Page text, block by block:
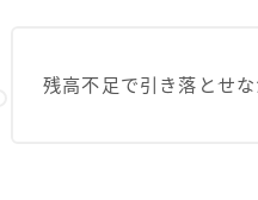
残高不足で引き落とせ